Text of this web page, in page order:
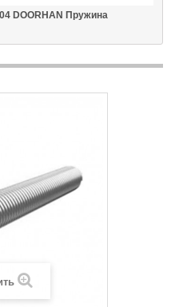
DOORHAN Пружина
по тарифам СДЭК